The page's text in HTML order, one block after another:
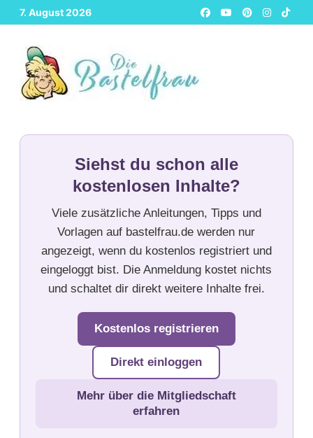
Zurück
zum
Inhalt
7. August 2026
Siehst du schon alle
kostenlosen Inhalte?
Viele zusätzliche Anleitungen, Tipps und
Vorlagen auf bastelfrau.de werden nur
angezeigt, wenn du kostenlos registriert und
eingeloggt bist. Die Anmeldung kostet nichts
und schaltet dir direkt weitere Inhalte frei.
Kostenlos registrieren
Direkt einloggen
Mehr über die Mitgliedschaft
erfahren